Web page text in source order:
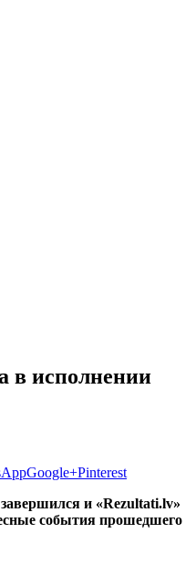
в исполнении
Google+Pinterest
завершился и «Rezultati.lv»
события прошедшего